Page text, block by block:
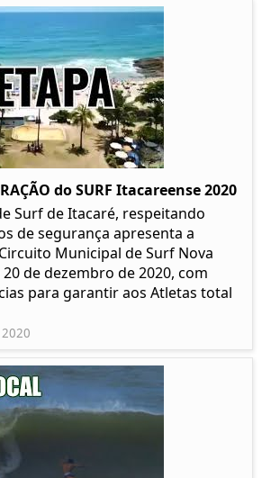
do SURF Itacareense 2020
Surf de Itacaré, respeitando
de segurança apresenta a
Municipal de Surf Nova
de dezembro de 2020, com
para garantir aos Atletas total